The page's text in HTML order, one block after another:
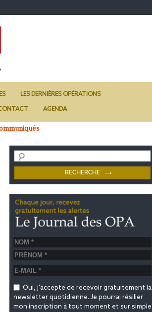
LES DERNIÈRES OPÉRATIONS
AGENDA
Oui, j'accepte de recevoir gratuitement la
newsletter quotidienne. Je pourrai résilier
mon inscription à tout moment et sur simple